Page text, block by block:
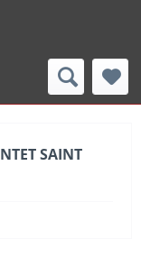
SAINT